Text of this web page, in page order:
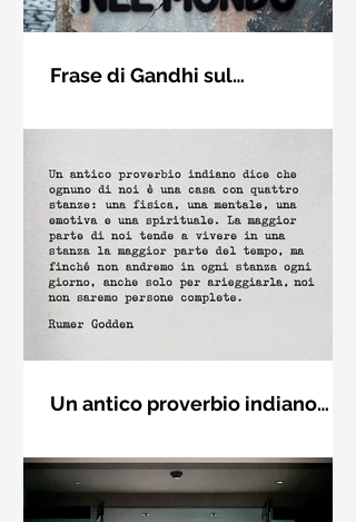
Frase di Gandhi sul
Un antico proverbio indiano
con la macchina per scrivere
ognuno di noi è una casa con quattro
stanze: una fisica, una mentale, una